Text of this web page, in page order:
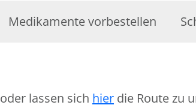
Medikamente vorbestellen
lassen sich hier die Route zu